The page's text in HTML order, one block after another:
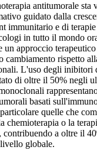
antitumorale sta
guidato dalla
immunitario e di
in tutto il mondo
un approccio
cambiamento rispetto
L'uso degli inibitori
di oltre il 50% negli
basati
quelle che
chemioterapia o la
contribuendo a oltre il
globale.